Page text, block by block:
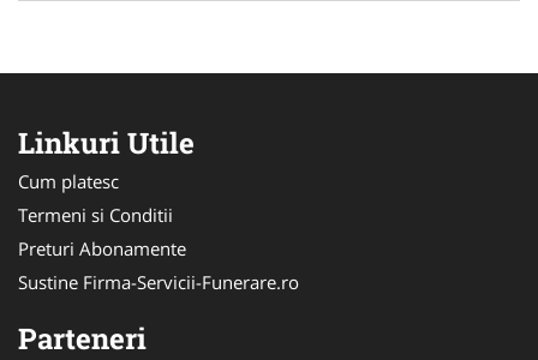
Linkuri Utile
Cum platesc
Termeni si Conditii
Preturi Abonamente
Sustine Firma-Servicii-Funerare.ro
Parteneri